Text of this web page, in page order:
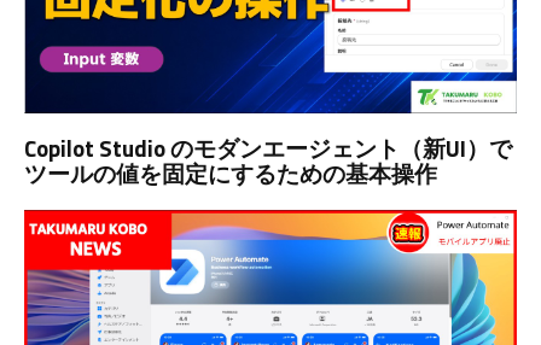
Copilot Studio のモダンエージェント（新UI）で
ツールの値を固定にするための基本操作